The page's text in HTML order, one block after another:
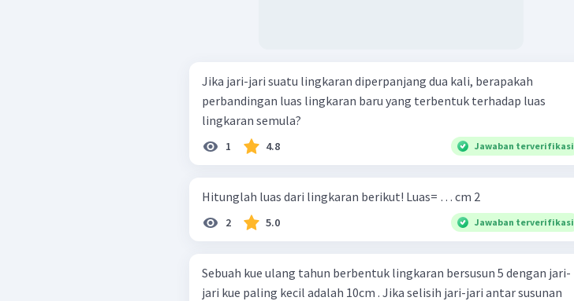
Jika jari-jari suatu lingkaran diperpanjang dua kali, berapakah
perbandingan luas lingkaran baru yang terbentuk terhadap luas
lingkaran semula?
1 4.8 Jawaban terverifikasi
Hitunglah luas dari lingkaran berikut! Luas= … cm 2
2 5.0 Jawaban terverifikasi
Sebuah kue ulang tahun berbentuk lingkaran bersusun 5 dengan jari-
jari kue paling kecil adalah 10cm . Jika selisih jari-jari antar susunan